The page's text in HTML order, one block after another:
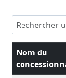
Nom du